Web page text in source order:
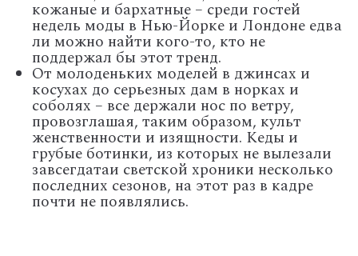
кожаные и бархатные – среди гостей
недель моды в Нью-Йорке и Лондоне едва
ли можно найти кого-то, кто не
поддержал бы этот тренд.
От молоденьких моделей в джинсах и
косухах до серьезных дам в норках и
соболях – все держали нос по ветру,
провозглашая, таким образом, культ
женственности и изящности. Кеды и
грубые ботинки, из которых не вылезали
завсегдатаи светской хроники несколько
последних сезонов, на этот раз в кадре
почти не появлялись.